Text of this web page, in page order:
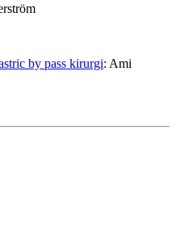
by pass kirurgi: Ami